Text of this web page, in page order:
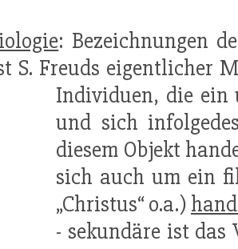
: Bezeichnungen
S. Freuds eigentlicher
Individuen, die ein
und sich
diesem Objekt
sich auch um ein
„Christus“ o.a.)
- sekundäre ist